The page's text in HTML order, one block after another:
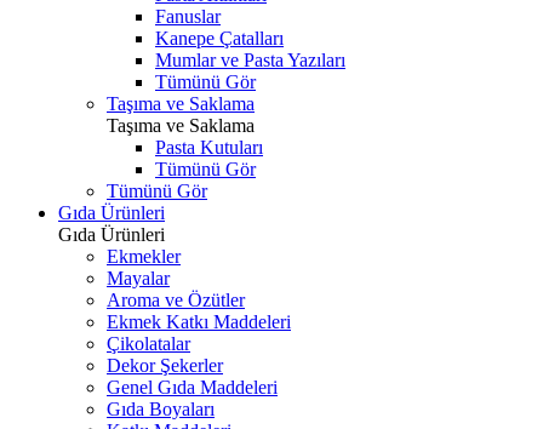
Fanuslar
Kanepe Çatalları
Mumlar ve Pasta Yazıları
Tümünü Gör
Taşıma ve Saklama
Taşıma ve Saklama
Pasta Kutuları
Tümünü Gör
Tümünü Gör
Gıda Ürünleri
Gıda Ürünleri
Ekmekler
Mayalar
Aroma ve Özütler
Ekmek Katkı Maddeleri
Çikolatalar
Dekor Şekerler
Genel Gıda Maddeleri
Gıda Boyaları